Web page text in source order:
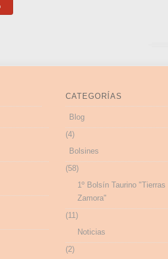
CATEGORÍAS
Blog
(4)
Bolsines
(58)
1º Bolsín Taurino "Tierras
Zamora"
(11)
Noticias
(2)